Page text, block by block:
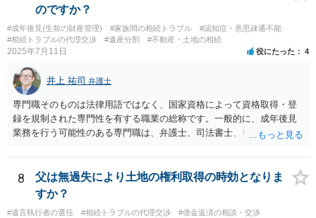
うため、一度個別にご相談をされることをお勧めいたします。
のですか？
#成年後見(生前の財産管理) #家族間の相続トラブル
#認知症・意思疎通不能
#相続トラブルの代理交渉
#遺産分割 #不動産・土地の相続
2025年7月11日 役にたった 4
井上 祐司 弁護士
専門職そのものは法律用語ではなく、国家資格によって資格取得・登
録を規制された専門性を有する職業の総称です。一般的に、成年後見
業務を行う可能性のある専門職は、弁護士、司法書士、行政書士、税
士はほぼ無条件で成年後見人に選任されるわけではなく、基幹研修を
受講して継続研修を受講し続ける必要がありますが、家庭裁判所から
選任された場合には専門職後見人と呼ぶことになるでしょう。
8
父は無過失により土地の権利取得の時効となりま
すか？
#遺言執行者の選任 #相続トラブルの代理交渉
#借金返済の相談・交渉